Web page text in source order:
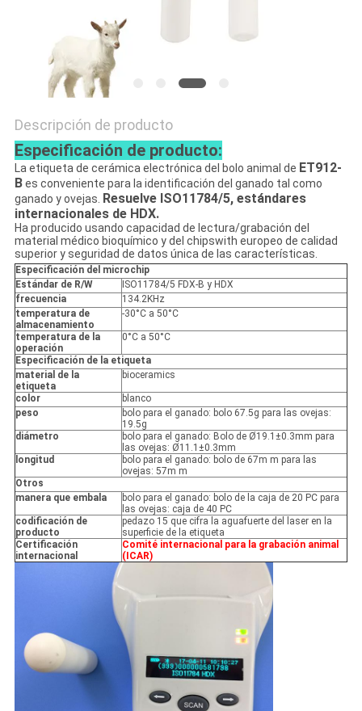
Descripción de producto
Especificación de producto:
La etiquetade cerámica electrónica del bolo animal de ET912-
Bes conveniente para la identificación del ganado tal como
ganado y ovejas. Resuelve ISO11784/5, estándares
internacionales de HDX.
Ha producido usando capacidad de lectura/grabación del
material médico bioquímico y del chipswith europeo de calidad
superior y seguridad de datos única de las características.
Especificación del microchip
Estándar de R/W
ISO11784/5 FDX-B y HDX
frecuencia
134.2KHz
temperatura de
almacenamiento
-30°C a 50°C
temperatura de la
operación
0°C a 50°C
Especificación de la etiqueta
material de la
etiqueta
bioceramics
color
blanco
peso
bolo para el ganado: bolo 67.5g para las ovejas:
19.5g
diámetro
bolo para el ganado: Bolo de Ø19.1±0.3mm para
las ovejas: Ø11.1±0.3mm
longitud
bolo para el ganado: bolo de 67m m para las
ovejas: 57m m
Otros
manera que embala
bolo para el ganado: bolo de la caja de 20 PC para
las ovejas: caja de 40 PC
codificación de
producto
pedazo 15 que cifra la aguafuerte del laser en la
superficie de la etiqueta
Certificación
internacional
Comité internacional para la grabación animal
(ICAR)